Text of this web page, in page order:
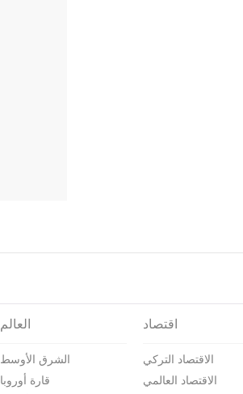
العالم
الشرق الأوسط
قارة أوروبا
اقتصاد
الاقتصاد التركي
الاقتصاد العالمي